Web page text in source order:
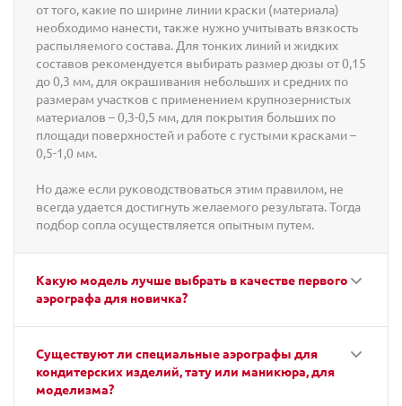
от того, какие по ширине линии краски (материала)
необходимо нанести, также нужно учитывать вязкость
распыляемого состава. Для тонких линий и жидких
составов рекомендуется выбирать размер дюзы от 0,15
до 0,3 мм, для окрашивания небольших и средних по
размерам участков с применением крупнозернистых
материалов – 0,3-0,5 мм, для покрытия больших по
площади поверхностей и работе с густыми красками –
0,5-1,0 мм.
Но даже если руководствоваться этим правилом, не
всегда удается достигнуть желаемого результата. Тогда
подбор сопла осуществляется опытным путем.
Какую модель лучше выбрать в качестве первого
аэрографа для новичка?
Существуют ли специальные аэрографы для
кондитерских изделий, тату или маникюра, для
моделизма?